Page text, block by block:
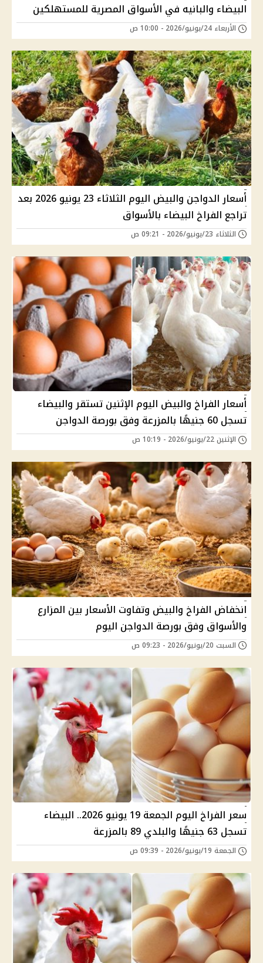
البيضاء والبانيه في الأسواق المصرية للمستهلكين
الأربعاء 24/يونيو/2026 - 10:00 ص
أسعار الدواجن والبيض اليوم الثلاثاء 23 يونيو 2026 بعد
تراجع الفراخ البيضاء بالأسواق
الثلاثاء 23/يونيو/2026 - 09:21 ص
أسعار الفراخ والبيض اليوم الإثنين تستقر والبيضاء
تسجل 60 جنيهًا بالمزرعة وفق بورصة الدواجن
الإثنين 22/يونيو/2026 - 10:19 ص
انخفاض الفراخ والبيض وتفاوت الأسعار بين المزارع
والأسواق وفق بورصة الدواجن اليوم
السبت 20/يونيو/2026 - 09:23 ص
سعر الفراخ اليوم الجمعة 19 يونيو 2026.. البيضاء
تسجل 63 جنيهًا والبلدي 89 بالمزرعة
الجمعة 19/يونيو/2026 - 09:39 ص